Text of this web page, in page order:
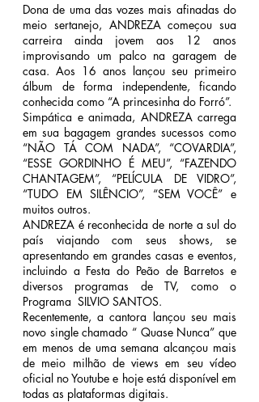
Dona de uma das vozes mais afinadas do
meio sertanejo, ANDREZA começou sua
carreira ainda jovem aos 12 anos
improvisando um palco na garagem de
casa. Aos 16 anos lançou seu primeiro
álbum de forma independente, ficando
conhecida como “A princesinha do Forró”.
Simpática e animada, ANDREZA carrega
em sua bagagem grandes sucessos como
“NÃO TÁ COM NADA”, “COVARDIA”,
“ESSE GORDINHO É MEU”, “FAZENDO
CHANTAGEM”, “PELÍCULA DE VIDRO”,
“TUDO EM SILÊNCIO”, “SEM VOCÊ” e
muitos outros.
ANDREZA é reconhecida de norte a sul do
país viajando com seus shows, se
apresentando em grandes casas e eventos,
incluindo a Festa do Peão de Barretos e
diversos programas de TV, como o
Programa  SILVIO SANTOS.
Recentemente, a cantora lançou seu mais
novo single chamado “ Quase Nunca” que
em menos de uma semana alcançou mais
de meio milhão de views em seu vídeo
oficial no Youtube e hoje está disponível em
todas as plataformas digitais.